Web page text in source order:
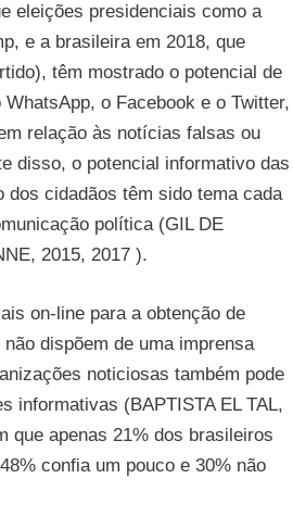
eleições presidenciais como a
e a brasileira em 2018, que
têm mostrado o potencial de
o Facebook e o Twitter,
relação às notícias falsas ou
disso, o potencial informativo das
cidadãos têm sido tema cada
política (GIL DE
2015, 2017 ).
on-line para a obtenção de
dispõem de uma imprensa
noticiosas também pode
informativas (BAPTISTA EL TAL,
que apenas 21% dos brasileiros
confia um pouco e 30% não